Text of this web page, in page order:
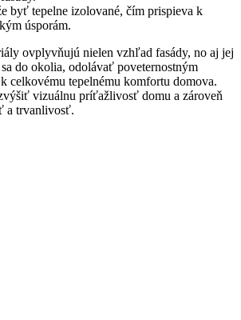
byť tepelne izolované, čím prispieva k
úsporám.
ovplyvňujú nielen vzhľad fasády, no aj jej
do okolia, odolávať poveternostným
celkovému tepelnému komfortu domova.
vizuálnu príťažlivosť domu a zároveň
a trvanlivosť.